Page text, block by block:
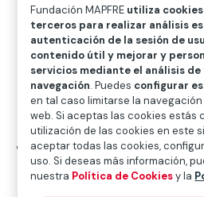
Internacional de la
Paúl): “Fomentaremos la
desarrollo internacional
desastres y emergencias,
respaldar a nuestros
voluntariado joven
Cesarina Fabián (Hábitat
República Dominicana):
hormigón no es sólo una
Fundación MAPFRE utiliza
terceros para realizar análisis
autenticación de la sesión de
contenido útil y mejorar y
servicios mediante el análisis
navegación. Puedes configurar
en tal caso limitarse la
web. Si aceptas las cookies estás
utilización de las cookies en este
aceptar todas las cookies,
uso. Si deseas más información,
nuestra Política de Cookiesy la